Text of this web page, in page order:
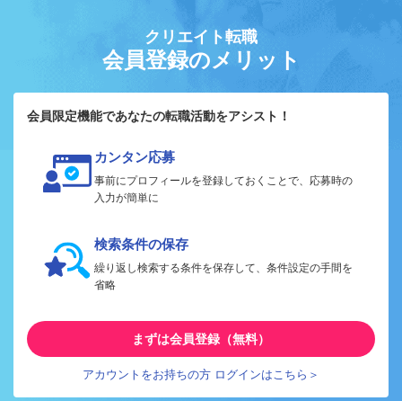
クリエイト転職
会員登録のメリット
会員限定機能であなたの転職活動をアシスト！
カンタン応募
事前にプロフィールを登録しておくことで、応募時の
入力が簡単に
検索条件の保存
繰り返し検索する条件を保存して、条件設定の手間を
省略
まずは会員登録（無料）
アカウントをお持ちの方 ログインはこちら＞